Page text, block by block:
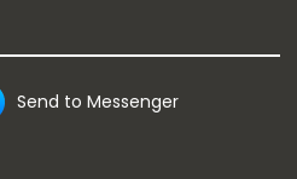
Send to Messenger